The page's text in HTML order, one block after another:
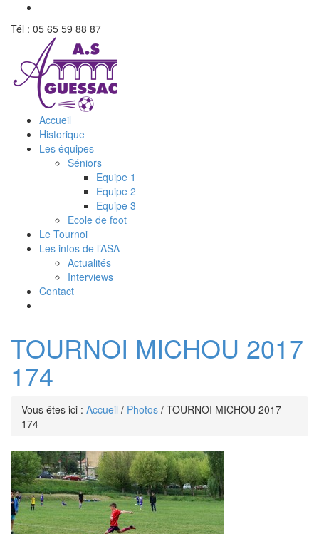
Tél : 05 65 59 88 87
Accueil
Historique
Les équipes
Séniors
Equipe 1
Equipe 2
Equipe 3
Ecole de foot
Le Tournoi
Les infos de l’ASA
Actualités
Interviews
Contact
TOURNOI MICHOU 2017
174
Vous êtes ici : Accueil / Photos / TOURNOI MICHOU 2017
174